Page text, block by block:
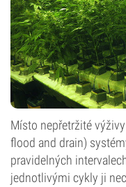
Místo nepřetržité
flood and drain)
pravidelných
jednotlivými cykly ji